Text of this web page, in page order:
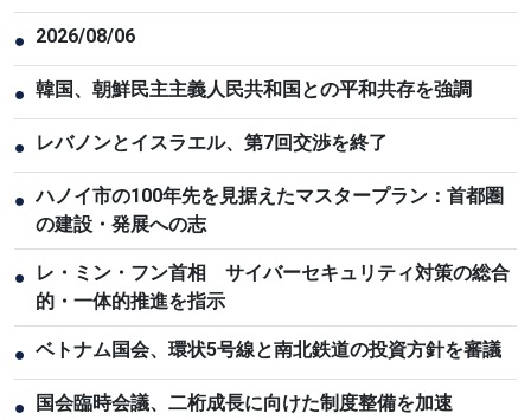
● 2026/08/06
● 韓国、朝鮮民主主義人民共和国との平和共存を強調
● レバノンとイスラエル、第7回交渉を終了
● ハノイ市の100年先を見据えたマスタープラン：首都圏
の建設・発展への志
●
レ・ミン・フン首相 サイバーセキュリティ対策の総合
的・一体的推進を指示
● ベトナム国会、環状5号線と南北鉄道の投資方針を審議
● 国会臨時会議、二桁成長に向けた制度整備を加速